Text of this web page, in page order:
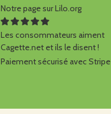
Notre page sur Lilo.org
Les consommateurs aiment
Cagette.net et ils le disent !
Paiement sécurisé avec Stripe